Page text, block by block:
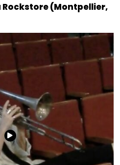
(Montpellier,